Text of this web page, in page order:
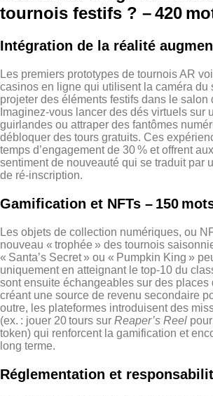
tournois festifs ? – 420
Intégration de la réalité
Les premiers prototypes de tournois AR
casinos en ligne qui utilisent la caméra du
projeter des éléments festifs dans le salon
Imaginez‑vous lancer des dés virtuels sur
guirlandes ou attraper des fantômes
débloquer des tours gratuits. Ces
temps d’engagement de 30 % et offrent
sentiment de nouveauté qui se traduit par
de ré‑inscription.
Gamification et NFTs – 150
Les objets de collection numériques, ou
nouveau « trophée » des tournois
« Santa’s Secret » ou « Pumpkin King »
uniquement en atteignant le top‑10 du
sont ensuite échangeables sur des places
créant une source de revenu secondaire
outre, les plateformes introduisent des
(ex. : jouer 20 tours sur Reaper’s Reel
token) qui renforcent la gamification et
long terme.
Réglementation et